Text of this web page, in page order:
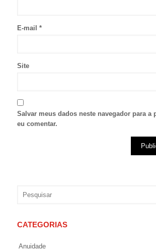
E-mail *
Site
Salvar meus dados neste navegador para a
eu comentar.
CATEGORIAS
Anuidade